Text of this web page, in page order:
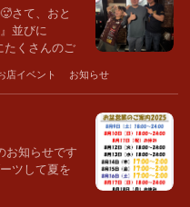
さて、おと
並びに
たくさんのご
店イベント お知らせ
お知らせです
ツして夏を